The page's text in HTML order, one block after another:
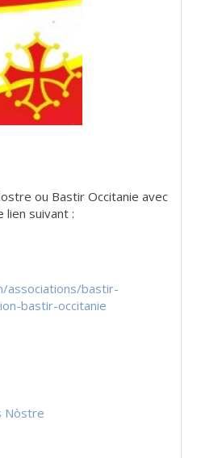
ou Bastir Occitanie avec
lien suivant :
associations/bastir-
bastir-occitanie
Nòstre